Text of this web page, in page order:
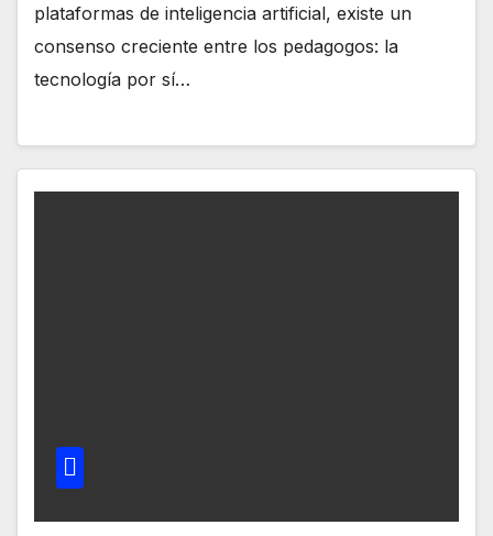
plataformas de inteligencia artificial, existe un
consenso creciente entre los pedagogos: la
tecnología por sí…